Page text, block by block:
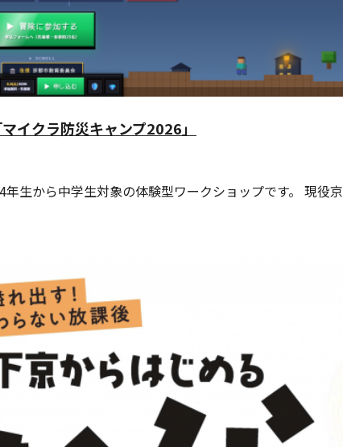
イクラ防災キャンプ2026」
生から中学生対象の体験型ワークショップです。 現役京